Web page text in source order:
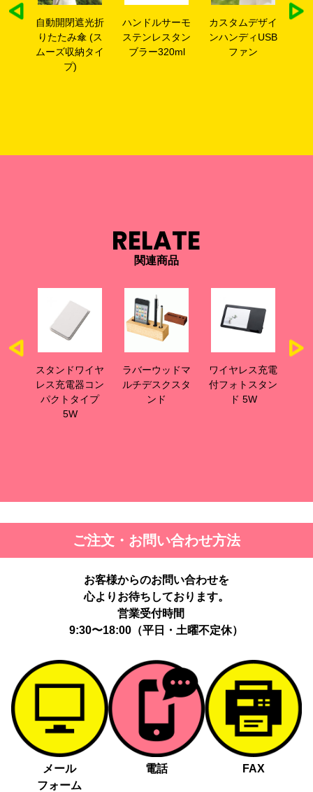
自動開閉遮光折
りたたみ傘 (ス
ムーズ収納タイ
プ)
ハンドルサーモ
ステンレスタン
ブラー320ml
カスタムデザイ
ンハンディUSB
ファン
RELATE
関連商品
スタンドワイヤ
レス充電器コン
パクトタイプ
5W
ラバーウッドマ
ルチデスクスタ
ンド
ワイヤレス充電
付フォトスタン
ド 5W
ご注文・お問い合わせ方法
お客様からのお問い合わせを
心よりお待ちしております。
営業受付時間
9:30〜18:00（平日・土曜不定休）
メール
フォーム
電話 FAX